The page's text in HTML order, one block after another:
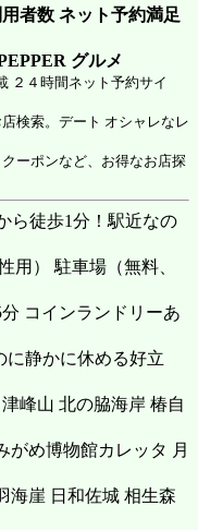
者数 ネット予約満足
グルメ
２４時間ネット予約サイ
検索。デート オシャレなレ
ーポンなど、お得なお店探
ら徒歩1分！駅近なの
用） 駐車場（無料、
コインランドリーあ
に静かに休める好立
峰山 北の脇海岸 椿自
がめ博物館カレッタ 月
海崖 日和佐城 相生森